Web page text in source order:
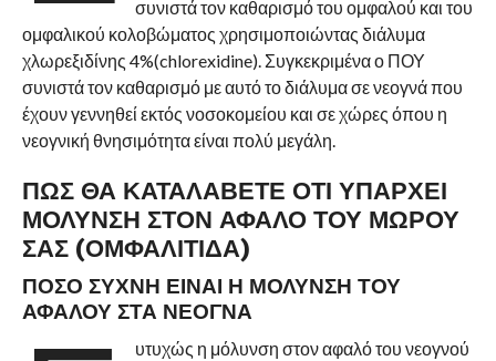
συνιστά τον καθαρισμό του ομφαλού και του
ομφαλικού κολοβώματος χρησιμοποιώντας διάλυμα
χλωρεξιδίνης 4%(chlorexidine). Συγκεκριμένα ο ΠΟΥ
συνιστά τον καθαρισμό με αυτό το διάλυμα σε νεογνά που
έχουν γεννηθεί εκτός νοσοκομείου και σε χώρες όπου η
νεογνική θνησιμότητα είναι πολύ μεγάλη.
ΠΩΣ ΘΑ ΚΑΤΑΛΑΒΕΤΕ ΟΤΙ ΥΠΑΡΧΕΙ
ΜΟΛΥΝΣΗ ΣΤΟΝ ΑΦΑΛΟ ΤΟΥ ΜΩΡΟΥ
ΣΑΣ (ΟΜΦΑΛΙΤΙΔΑ)
ΠΟΣΟ ΣΥΧΝΗ ΕΙΝΑΙ Η ΜΟΛΥΝΣΗ ΤΟΥ
ΑΦΑΛΟΥ ΣΤΑ ΝΕΟΓΝΑ
υτυχώς η μόλυνση στον αφαλό του νεογνού